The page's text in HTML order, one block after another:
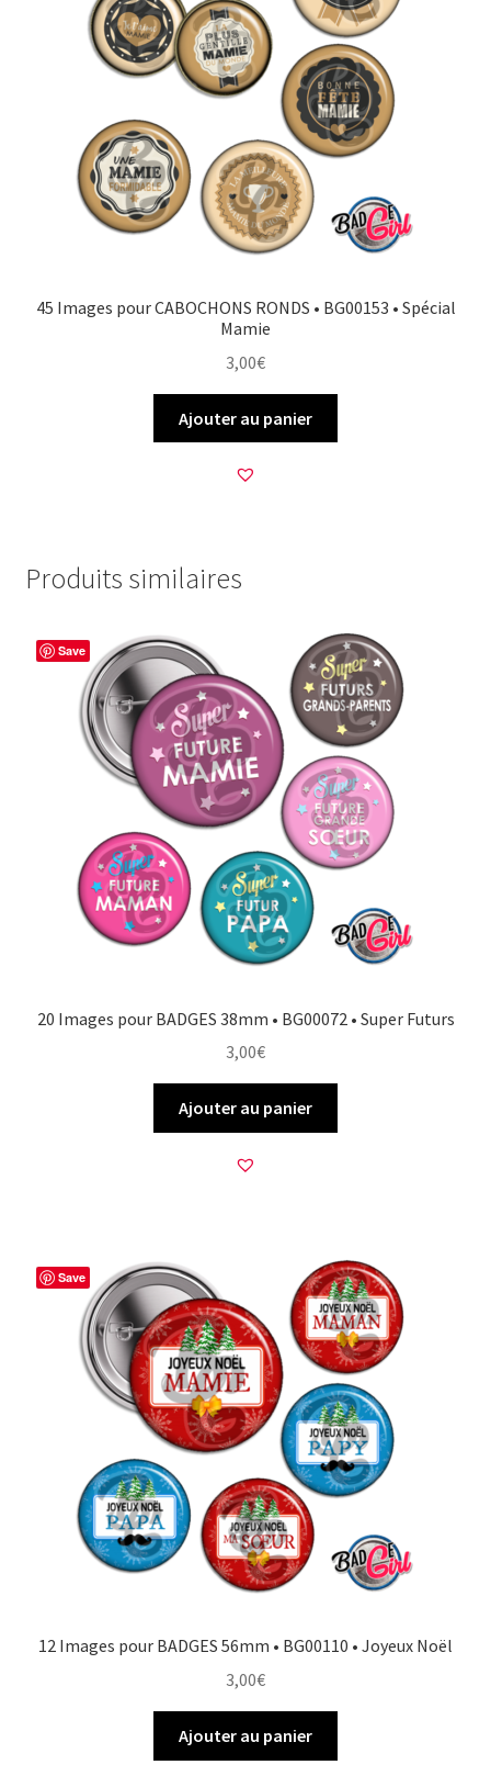
45 Images pour CABOCHONS RONDS • BG00153 • Spécial
Mamie
3,00€
Ajouter au panier
Produits similaires
Save
20 Images pour BADGES 38mm • BG00072 • Super Futurs
3,00€
Ajouter au panier
Save
12 Images pour BADGES 56mm • BG00110 • Joyeux Noël
3,00€
Ajouter au panier